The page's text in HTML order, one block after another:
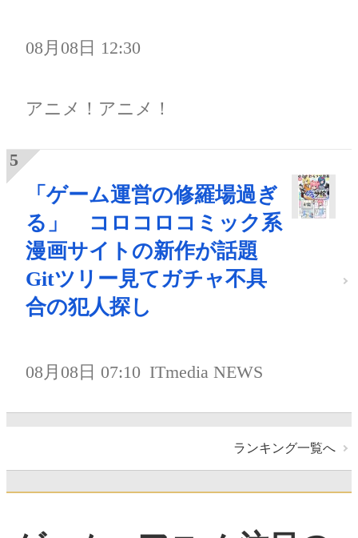
08月08日 12:30
アニメ！アニメ！
「ゲーム運営の修羅場過ぎ
る」 コロコロコミック系
漫画サイトの新作が話題
Gitツリー見てガチャ不具
合の犯人探し
08月08日 07:10 ITmedia NEWS
ランキング一覧へ